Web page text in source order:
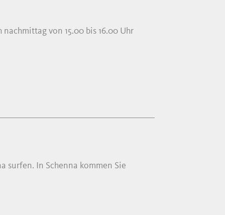
von 15.00 bis 16.00 Uhr
surfen. In Schenna kommen Sie